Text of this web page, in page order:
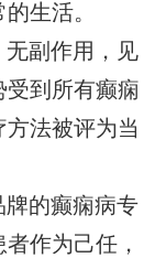
生活。
无副作用，见
受到所有癫痫
法被评为当
牌的癫痫病专
作为己任，